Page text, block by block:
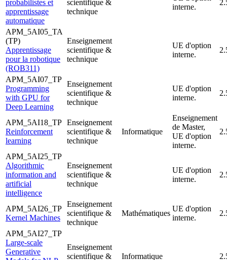
probabilistes et
apprentissage
automatique
scientifique &
technique
interne.
APM_5AI05_TA
(TP)
Apprentissage
pour la robotique
(ROB311)
Enseignement
scientifique &
technique
UE d'option
interne.
APM_5AI07_TP
Programming
with GPU for
Deep Learning
Enseignement
scientifique &
technique
UE d'option
interne.
APM_5AI18_TP
Reinforcement
learning
Enseignement
scientifique &
technique
Informatique
Enseignement
de Master,
UE d'option
interne.
APM_5AI25_TP
Algorithmic
information and
artificial
intelligence
Enseignement
scientifique &
technique
UE d'option
interne.
APM_5AI26_TP
Kernel Machines
Enseignement
scientifique &
technique
Mathématiques
UE d'option
interne.
APM_5AI27_TP
Large-scale
Generative
Enseignement
scientifique &
Informatique